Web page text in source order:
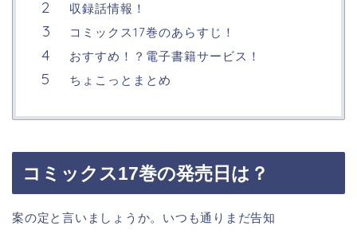
収録話情報！
コミックス17巻のあらすじ！
おすすめ！？電子書籍サービス！
ちょこっとまとめ
コミックス17巻の発売日は？
案の定と言いましょうか。いつも通りまだ告知